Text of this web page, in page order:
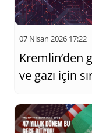
07 Nisan 2026 17:22
Kremlin’den
ve gazı için